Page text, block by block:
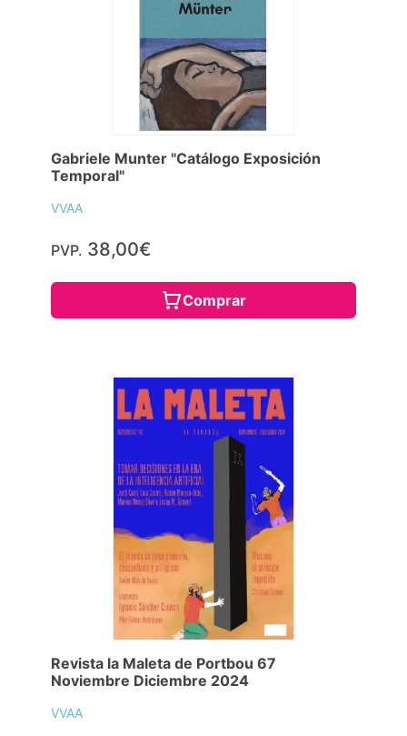
Gabriele Munter "Catálogo Exposición
Temporal"
VVAA
PVP. 38,00€
Comprar
Revista la Maleta de Portbou 67
Noviembre Diciembre 2024
VVAA